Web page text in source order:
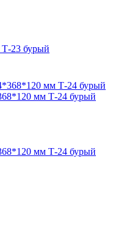
23 бурый
мм Т-24 бурый
мм Т-24 бурый